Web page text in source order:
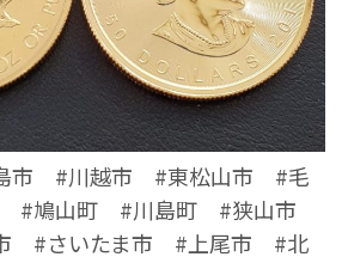
市 #川越市 #東松山市 #毛
#鳩山町 #川島町 #狭山市
#さいたま市 #上尾市 #北